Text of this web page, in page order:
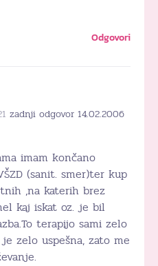
Odgovori
zadnji odgovor 14.02.2006
imam končano
(sanit. smer)ter kup
,na katerih brez
kaj iskat oz. je bil
terapijo sami zelo
zelo uspešna, zato me